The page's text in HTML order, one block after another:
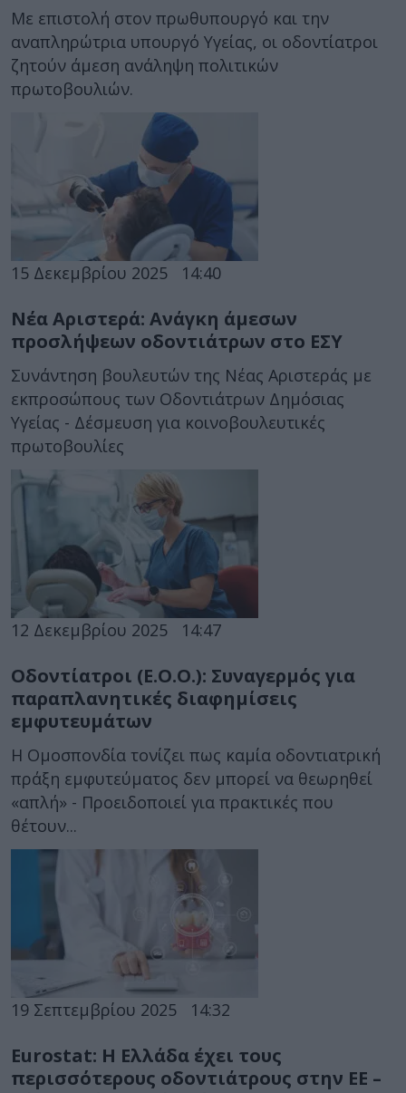
Με επιστολή στον πρωθυπουργό και την
αναπληρώτρια υπουργό Υγείας, οι οδοντίατροι
ζητούν άμεση ανάληψη πολιτικών
πρωτοβουλιών.
15 Δεκεμβρίου 2025 14:40
Νέα Αριστερά: Aνάγκη άμεσων
προσλήψεων οδοντιάτρων στο ΕΣΥ
Συνάντηση βουλευτών της Νέας Αριστεράς με
εκπροσώπους των Οδοντιάτρων Δημόσιας
Υγείας - Δέσμευση για κοινοβουλευτικές
πρωτοβουλίες
12 Δεκεμβρίου 2025 14:47
Οδοντίατροι (Ε.Ο.Ο.): Συναγερμός για
παραπλανητικές διαφημίσεις
εμφυτευμάτων
Η Ομοσπονδία τονίζει πως καμία οδοντιατρική
πράξη εμφυτεύματος δεν μπορεί να θεωρηθεί
«απλή» - Προειδοποιεί για πρακτικές που
θέτουν...
19 Σεπτεμβρίου 2025 14:32
Eurostat: Η Ελλάδα έχει τους
περισσότερους οδοντιάτρους στην ΕΕ –